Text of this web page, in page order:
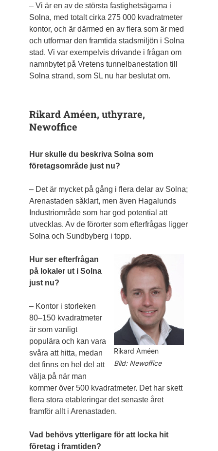
– Vi är en av de största fastighetsägarna i
Solna, med totalt cirka 275 000 kvadratmeter
kontor, och är därmed en av flera som är med
och utformar den framtida stadsmiljön i Solna
stad. Vi var exempelvis drivande i frågan om
namnbytet på Vretens tunnelbanestation till
Solna strand, som SL nu har beslutat om.
Rikard Améen, uthyrare,
Newoffice
Hur skulle du beskriva Solna som
företagsområde just nu?
– Det är mycket på gång i flera delar av Solna;
Arenastaden såklart, men även Hagalunds
Industriområde som har god potential att
utvecklas. Av de förorter som efterfrågas ligger
Solna och Sundbyberg i topp.
Rikard Améen
Bild: Newoffice
Hur ser efterfrågan
på lokaler ut i Solna
just nu?
– Kontor i storleken
80–150 kvadratmeter
är som vanligt
populära och kan vara
svåra att hitta, medan
det finns en hel del att
välja på när man
kommer över 500 kvadratmeter. Det har skett
flera stora etableringar det senaste året
framför allt i Arenastaden.
Vad behövs ytterligare för att locka hit
företag i framtiden?